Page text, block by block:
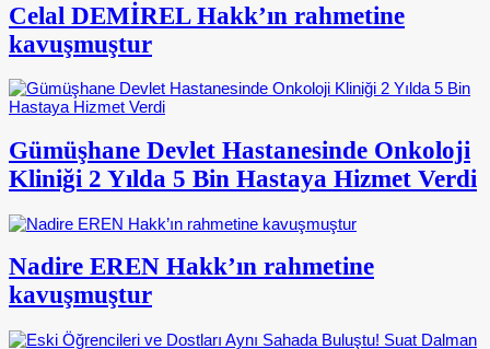
Celal DEMİREL Hakk’ın rahmetine
kavuşmuştur
Gümüşhane Devlet Hastanesinde Onkoloji
Kliniği 2 Yılda 5 Bin Hastaya Hizmet Verdi
Nadire EREN Hakk’ın rahmetine
kavuşmuştur